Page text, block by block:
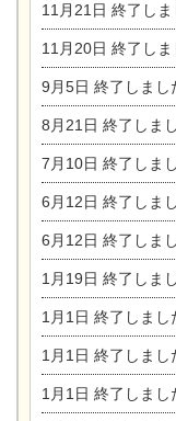
11月21日 終了しました
11月20日 終了しました）
9月5日 終了しまし
8月21日 終了しました）8/
7月10日 終了しました）7/10･
6月12日 終了しました
6月12日 終了しました）6/
1月19日 終了しました）
1月1日 終了しました
1月1日 終了しま
1月1日 終了しまし